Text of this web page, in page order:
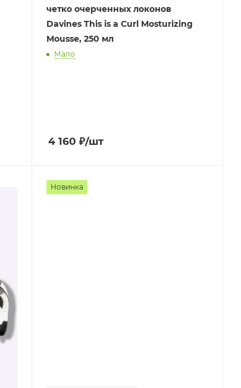
четко очерченных локонов
Davines This is a Curl Mosturizing
Mousse, 250 мл
Мало
4 160 ₽/шт
Новинка